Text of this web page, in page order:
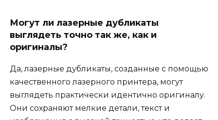
Могут ли лазерные дубликаты
выглядеть точно так же, как и
оригиналы?
Да, лазерные дубликаты, созданные с помощью
качественного лазерного принтера, могут
выглядеть практически идентично оригиналу.
Они сохраняют мелкие детали, текст и